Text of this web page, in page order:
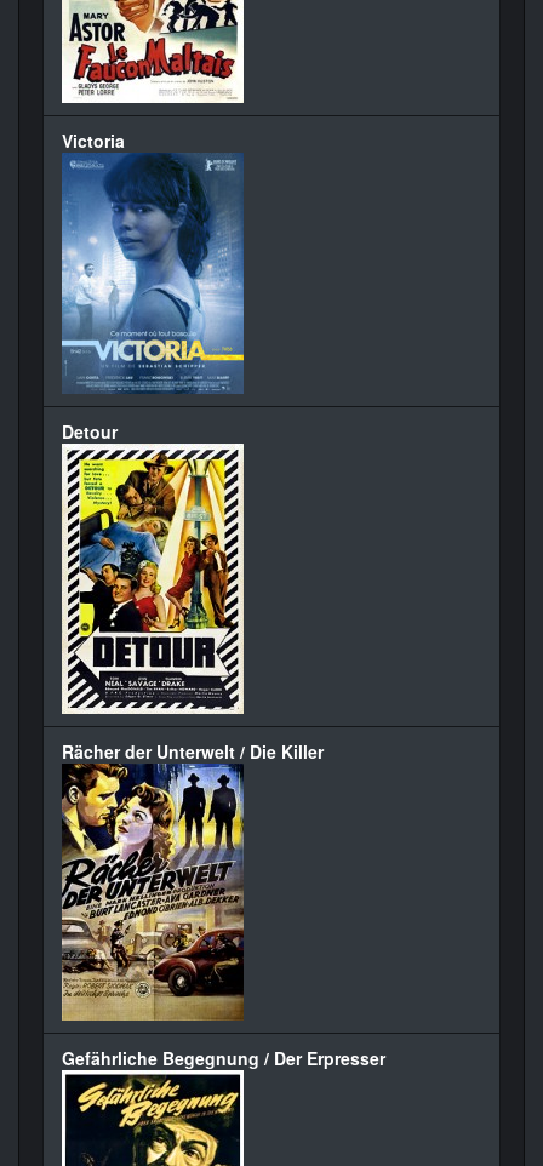
Victoria
Detour
Rächer der Unterwelt / Die Killer
Gefährliche Begegnung / Der Erpresser